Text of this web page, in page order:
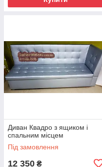
Диван Квадро з ящиком і
спальним місцем
Під замовлення
12 350 ₴